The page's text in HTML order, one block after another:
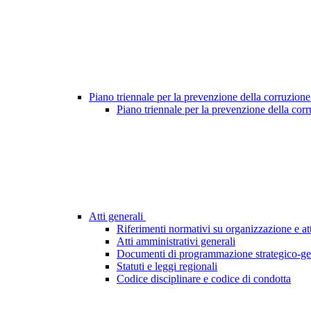
Piano triennale per la prevenzione della
Piano triennale per la prevenzione della
Atti generali
Riferimenti normativi su organizzazione e
Atti amministrativi generali
Documenti di programmazione strategico-
Statuti e leggi regionali
Codice disciplinare e codice di condotta